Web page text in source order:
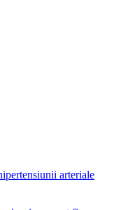
arteriale